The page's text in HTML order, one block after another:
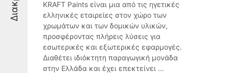
KRAFT Paints είναι μια από τις ηγετικές
ελληνικές εταιρείες στον χώρο των
χρωμάτων και των δομικών υλικών,
προσφέροντας πλήρεις λύσεις για
εσωτερικές και εξωτερικές εφαρμογές.
Διαθέτει ιδιόκτητη παραγωγική μονάδα
στην Ελλάδα και έχει επεκτείνει ...